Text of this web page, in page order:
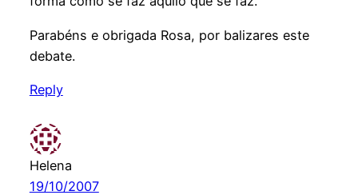
Parabéns e obrigada Rosa, por balizares este
debate.
Reply
Helena
19/10/2007